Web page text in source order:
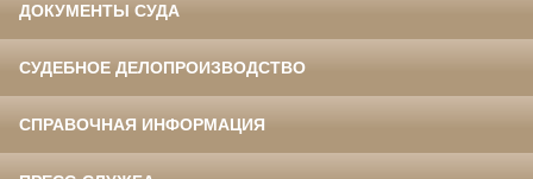
ДОКУМЕНТЫ СУДА
СУДЕБНОЕ ДЕЛОПРОИЗВОДСТВО
СПРАВОЧНАЯ ИНФОРМАЦИЯ